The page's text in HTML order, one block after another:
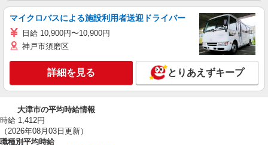
マイクロバスによる施設利用者送迎ドライバー
日給 10,900円〜10,900円
神戸市須磨区
詳細を見る とりあえずキープ
大津市の平均時給情報
時給 1,412円
（2026年08月03日更新）
職種別平均時給